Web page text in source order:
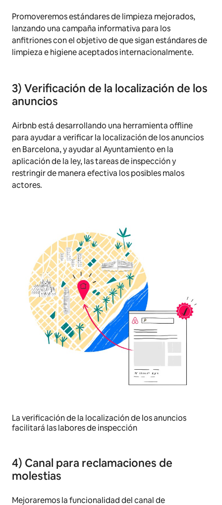
Promoveremos estándares de limpieza mejorados,
lanzando una campaña informativa para los
anfitriones con el objetivo de que sigan estándares de
limpieza e higiene aceptados internacionalmente.
3) Verificación de la localización de los
anuncios
Airbnb está desarrollando una herramienta offline
para ayudar a verificar la localización de los anuncios
en Barcelona, y ayudar al Ayuntamiento en la
aplicación de la ley, las tareas de inspección y
restringir de manera efectiva los posibles malos
actores.
La verificación de la localización de los anuncios
facilitará las labores de inspección
4) Canal para reclamaciones de
molestias
Mejoraremos la funcionalidad del canal de